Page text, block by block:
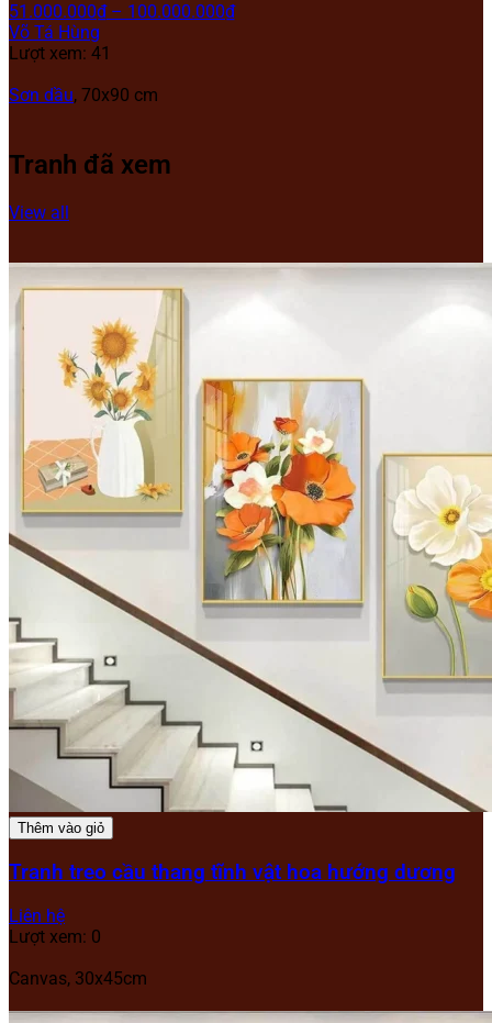
51.000.000₫ – 100.000.000₫
Võ Tá Hùng
Lượt xem: 41
Sơn dầu, 70x90 cm
Tranh đã xem
View all
Thêm vào giỏ
Tranh treo cầu thang tĩnh vật hoa hướng dương
Liên hệ
Lượt xem: 0
Canvas, 30x45cm